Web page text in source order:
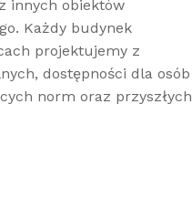
innych obiektów
Każdy budynek
projektujemy z
dostępności dla osób
norm oraz przyszłych